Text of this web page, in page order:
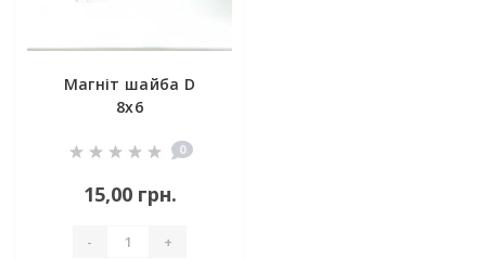
Магніт шайба D
8x6
0
15,00 грн.
- +